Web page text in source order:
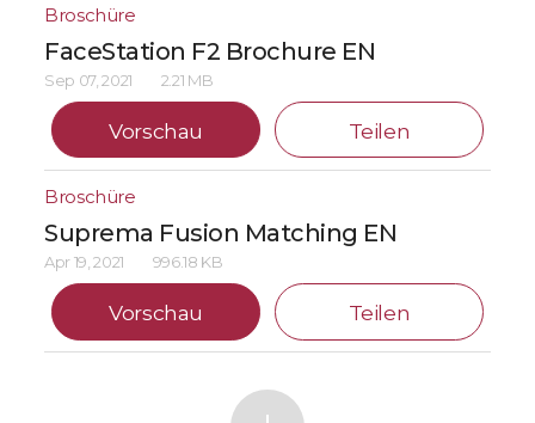
Broschüre
FaceStation F2 Brochure EN
Sep 07, 2021 2.21 MB
Vorschau Teilen
Broschüre
Suprema Fusion Matching EN
Apr 19, 2021 996.18 KB
Vorschau Teilen